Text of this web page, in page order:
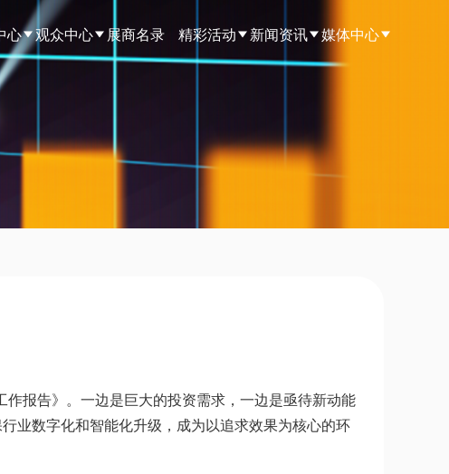
心 观众中心 展商名录 精彩活动 新闻资讯 媒体中心
报告》。一边是巨大的投资需求，一边是亟待新动能
业数字化和智能化升级，成为以追求效果为核心的环